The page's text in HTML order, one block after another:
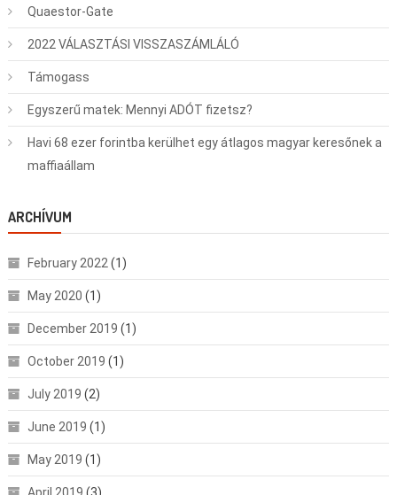
Quaestor-Gate
2022 VÁLASZTÁSI VISSZASZÁMLÁLÓ
Támogass
Egyszerű matek: Mennyi ADÓT fizetsz?
Havi 68 ezer forintba kerülhet egy átlagos magyar keresőnek a
maffiaállam
ARCHÍVUM
February 2022 (1)
May 2020 (1)
December 2019 (1)
October 2019 (1)
July 2019 (2)
June 2019 (1)
May 2019 (1)
April 2019 (3)